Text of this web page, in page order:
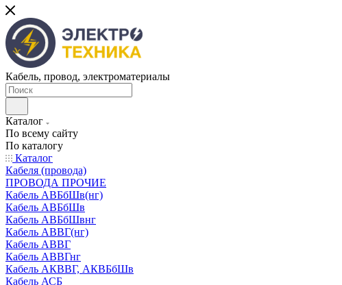
Кабель, провод, электроматериалы
Каталог
По всему сайту
По каталогу
Каталог
Кабеля (провода)
ПРОВОДА ПРОЧИЕ
Кабель АВБбШв(нг)
Кабель АВБбШв
Кабель АВБбШвнг
Кабель АВВГ(нг)
Кабель АВВГ
Кабель АВВГнг
Кабель АКВВГ, АКВБбШв
Кабель АСБ